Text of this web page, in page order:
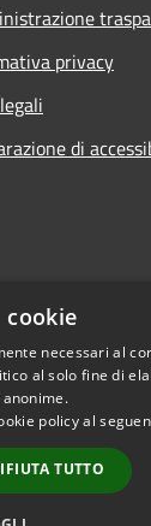
privacy
di
Copyright ©
necessari al
al solo fine di
policy al
TUTTO